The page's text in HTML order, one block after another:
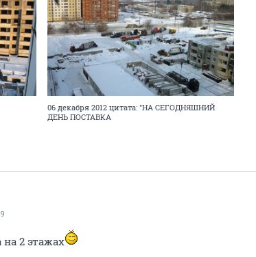
06 декабря 2012 цитата: "НА СЕГОДНЯШНИЙ
ДЕНЬ ПОСТАВКА
2 этажах